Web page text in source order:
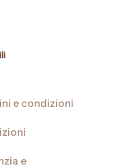
e condizioni
e